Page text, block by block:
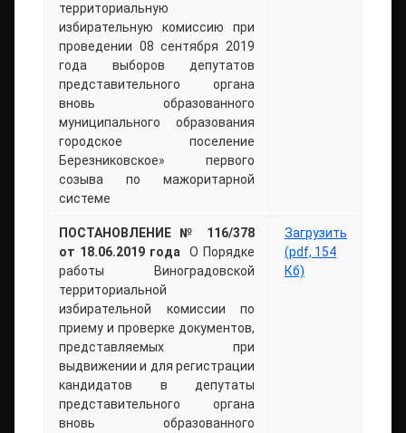
территориальную
избирательную комиссию при
проведении 08 сентября 2019
года выборов депутатов
представительного органа
вновь образованного
муниципального образования
городское поселение
Березниковское» первого
созыва по мажоритарной
системе
ПОСТАНОВЛЕНИЕ № 116/378
от 18.06.2019 года О Порядке
работы Виноградовской
территориальной
избирательной комиссии по
приему и проверке документов,
представляемых при
выдвижении и для регистрации
кандидатов в депутаты
представительного органа
вновь образованного
Загрузить
(pdf, 154
Кб)